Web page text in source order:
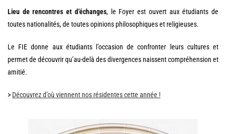
Lieu de rencontres et d’échanges, le Foyer est ouvert aux étudiants de
toutes nationalités, de toutes opinions philosophiques et religieuses.
Le FIE donne aux étudiants l’occasion de confronter leurs cultures et
permet de découvrir qu’au-delà des divergences naissent compréhension et
amitié.
> Découvrez d’où viennent nos résidentes cette année !